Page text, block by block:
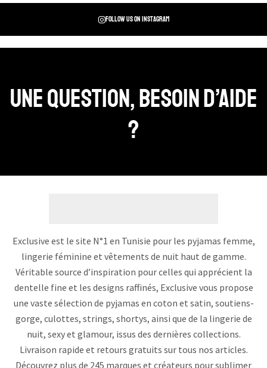
Follow us on instagram
Une question, Besoin d’aide
?
Exclusive est le site N°1 en Tunisie pour les pyjamas femme,
lingerie féminine et vêtements de nuit haut de gamme.
Véritable source d’inspiration pour celles qui apprécient la
dentelle fine et les designs raffinés, Exclusive vous propose
une vaste sélection de pyjamas en coton et satin, soutiens-
gorge, culottes, strings, shortys, ainsi que de la lingerie de
nuit, sexy et glamour, issus des dernières collections.
Livraison rapide et retours gratuits sur tous nos articles.
Découvrez plus de 245 marques et créateurs pour sublimer